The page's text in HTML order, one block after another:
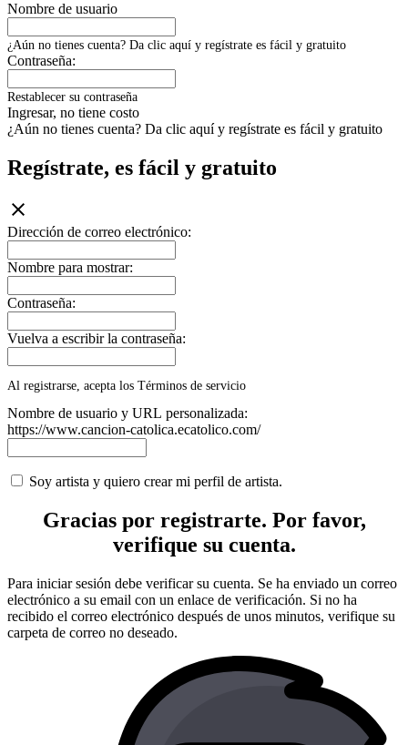
Nombre de usuario
¿Aún no tienes cuenta? Da clic aquí y regístrate es fácil y gratuito
Contraseña:
Restablecer su contraseña
Ingresar, no tiene costo
¿Aún no tienes cuenta? Da clic aquí y regístrate es fácil y gratuito
Regístrate, es fácil y gratuito
Dirección de correo electrónico:
Nombre para mostrar:
Contraseña:
Vuelva a escribir la contraseña:
Al registrarse, acepta los Términos de servicio
Nombre de usuario y URL personalizada:
https://www.cancion-catolica.ecatolico.com/
Soy artista y quiero crear mi perfil de artista.
Gracias por registrarte. Por favor,
verifique su cuenta.
Para iniciar sesión debe verificar su cuenta. Se ha enviado un correo
electrónico a su email con un enlace de verificación. Si no ha
recibido el correo electrónico después de unos minutos, verifique su
carpeta de correo no deseado.